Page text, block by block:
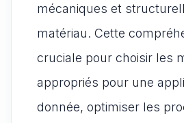
mécaniques et
matériau. Cette
cruciale pour choisir les
appropriés pour une
donnée, optimiser les